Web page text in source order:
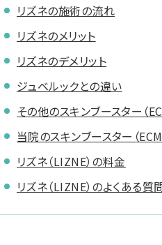
リズネの施術の流れ
リズネのメリット
リズネのデメリット
ジュベルックとの違い
その他のスキンブースター（
当院のスキンブースター（
リズネ（LIZNE）の料金
リズネ（LIZNE）のよくある質